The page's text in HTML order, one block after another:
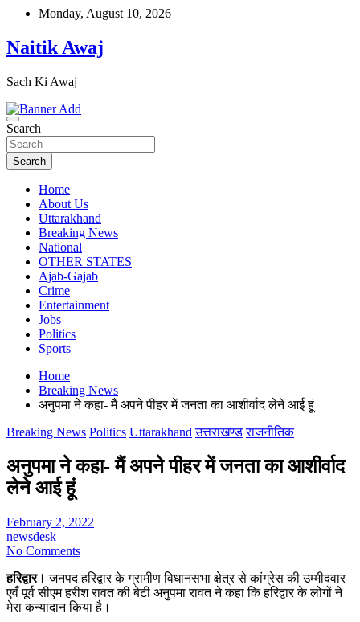
Skip
content
Monday, August 10, 2026
Naitik Awaj
Sach Ki Awaj
Search
Search
Home
About Us
Uttarakhand
Breaking News
National
OTHER STATES
Ajab-Gajab
Crime
Entertainment
Jobs
Politics
Sports
Home
Breaking News
अनुपमा ने कहा- मैं अपने पीहर में जनता का आशीर्वाद लेने आई हूं
Breaking News Politics Uttarakhand उत्तराखण्ड राजनीतिक
अनुपमा ने कहा- मैं अपने पीहर में जनता का आशीर्वाद
लेने आई हूं
February 2, 2022
newsdesk
No Comments
हरिद्वार। जनपद हरिद्वार के ग्रामीण विधानसभा क्षेत्र से कांग्रेस की उम्मीदवार
एवँ पूर्व सीएम हरीश रावत की बेटी अनुपमा रावत ने कहा कि हरिद्वार के लोगों ने
मेरा कन्यादान किया है।